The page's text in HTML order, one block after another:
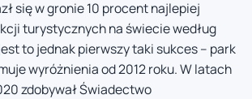
się w gronie 10 procent najlepiej
turystycznych na świecie według
to jednak pierwszy taki sukces – park
wyróżnienia od 2012 roku. W latach
zdobywał Świadectwo